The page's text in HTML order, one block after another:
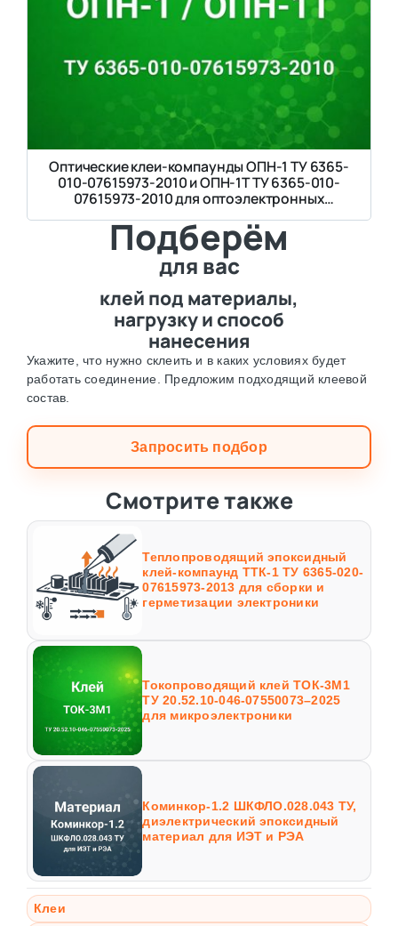
Оптические клеи-компаунды ОПН-1 ТУ 6365-
010-07615973-2010 и ОПН-1Т ТУ 6365-010-
07615973-2010 для оптоэлектронных
Подберём
для вас
клей под материалы,
нагрузку и способ
нанесения
Укажите, что нужно склеить и в каких условиях будет
работать соединение. Предложим подходящий клеевой
состав.
Запросить подбор
Смотрите также
Теплопроводящий эпоксидный
клей-компаунд ТТК-1 ТУ 6365-020-
07615973-2013 для сборки и
герметизации электроники
Токопроводящий клей ТОК-3М1
ТУ 20.52.10-046-07550073–2025
для микроэлектроники
Коминкор-1.2 ШКФЛО.028.043 ТУ,
диэлектрический эпоксидный
материал для ИЭТ и РЭА
Клеи